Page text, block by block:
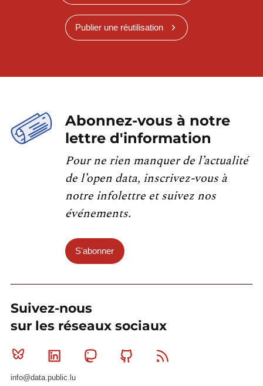
Publier une réutilisation
Abonnez-vous à notre
lettre d'information
Pour ne rien manquer de l’actualité
de l’open data, inscrivez-vous à
notre infolettre et suivez nos
événements.
S'abonner
Suivez-nous
sur les réseaux sociaux
Bluesky Linkedin MastodonGithub
info@data.public.lu